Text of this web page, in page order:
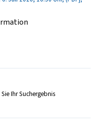
Ihr Suchergebnis